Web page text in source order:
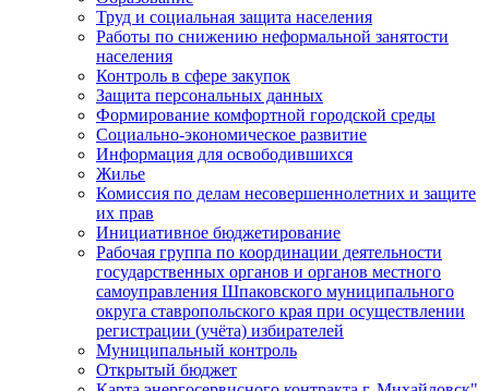
Труд и социальная защита населения
Работы по снижению неформальной занятости
населения
Контроль в сфере закупок
Защита персональных данных
Формирование комфортной городской среды
Социально-экономическое развитие
Информация для освободившихся
Жилье
Комиссия по делам несовершеннолетних и защите
их прав
Инициативное бюджетирование
Рабочая группа по координации деятельности
государственных органов и органов местного
самоуправления Шпаковского муниципального
округа ставропольского края при осуществлении
регистрации (учёта) избирателей
Муниципальный контроль
Открытый бюджет